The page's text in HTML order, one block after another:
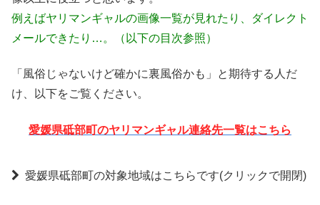
例えばヤリマンギャルの画像一覧が見れたり、ダイレクト
メールできたり…。（以下の目次参照）
「風俗じゃないけど確かに裏風俗かも」と期待する人だ
け、以下をご覧ください。
愛媛県砥部町のヤリマンギャル連絡先一覧はこちら
愛媛県砥部町の対象地域はこちらです(クリックで開閉)